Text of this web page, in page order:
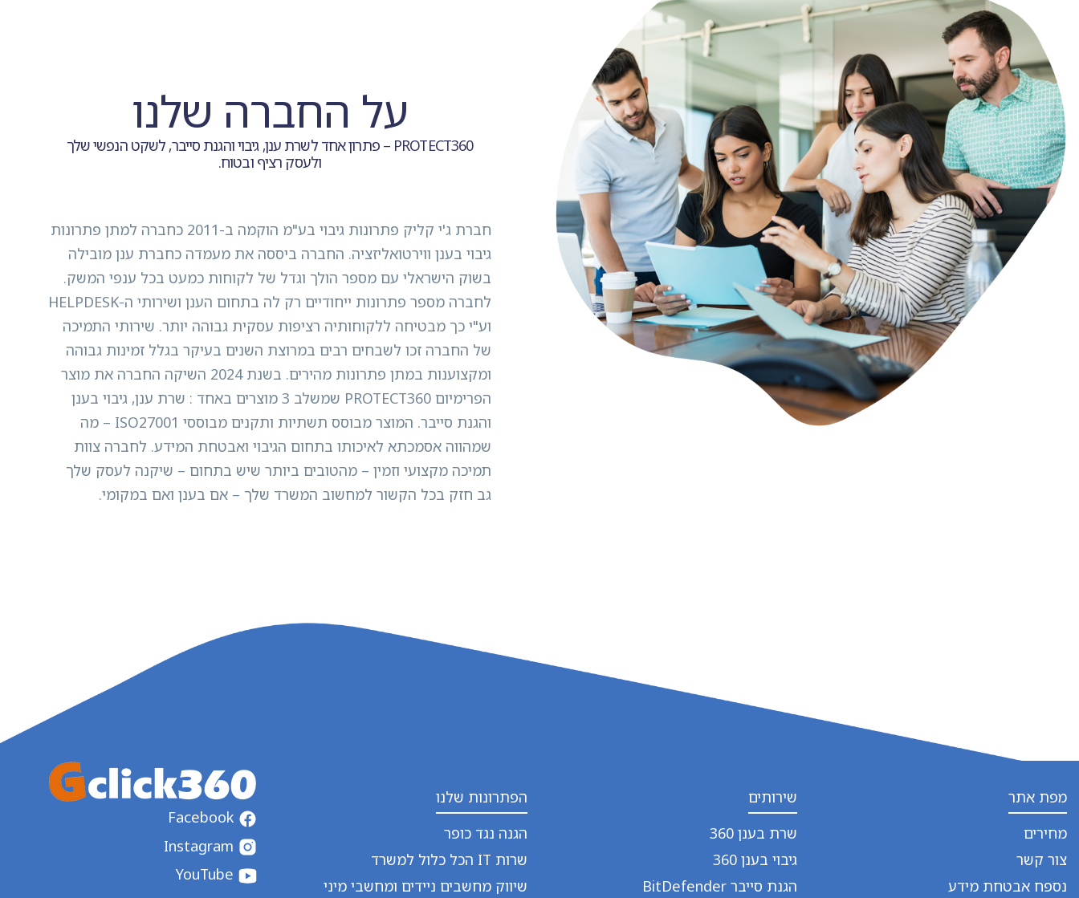
על החברה שלנו
PROTECT360 – פתרון אחד לשרת ענן, גיבוי והגנת סייבר, לשקט הנפשי שלך
ולעסק רציף ובטוח.
חברת ג'י קליק פתרונות גיבוי בע"מ הוקמה ב-2011 כחברה למתן פתרונות
גיבוי בענן ווירטואליזציה. החברה ביססה את מעמדה כחברת ענן מובילה
בשוק הישראלי עם מספר הולך וגדל של לקוחות כמעט בכל ענפי המשק.
לחברה מספר פתרונות ייחודיים רק לה בתחום הענן ושירותי ה-HELPDESK
וע"י כך מבטיחה ללקוחותיה רציפות עסקית גבוהה יותר. שירותי התמיכה
של החברה זכו לשבחים רבים במרוצת השנים בעיקר בגלל זמינות גבוהה
ומקצוענות במתן פתרונות מהירים. בשנת 2024 השיקה החברה את מוצר
הפרימיום PROTECT360 שמשלב 3 מוצרים באחד : שרת ענן, גיבוי בענן
והגנת סייבר. המוצר מבוסס תשתיות ותקנים מבוססי ISO27001 – מה
שמהווה אסמכתא לאיכותו בתחום הגיבוי ואבטחת המידע. לחברה צוות
תמיכה מקצועי וזמין – מהטובים ביותר שיש בתחום – שיקנה לעסק שלך
גב חזק בכל הקשור למחשוב המשרד שלך – אם בענן ואם במקומי.
מפת אתר
מחירים
צור קשר
נספח אבטחת מידע
שירותים
שרת בענן 360
גיבוי בענן 360
הגנת סייבר BitDefender
הפתרונות שלנו
הגנה נגד כופר
שרות IT הכל כלול למשרד
שיווק מחשבים ניידים ומחשבי מיני